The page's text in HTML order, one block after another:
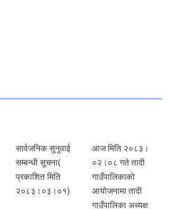
सार्वजनिक सुनुवाई
सम्बन्धी सूचना(
प्रकाशित मिति
२०८३।०३।०१)
आज मिति २०८३।
०२।०८ गते तादी
गाउँपालिकाको
आयोजनामा तादी
गाउँपालिका अध्यक्ष